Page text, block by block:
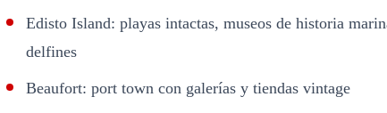
Edisto Island: playas intactas, museos de historia
delfines
Beaufort: port town con galerías y tiendas vintage